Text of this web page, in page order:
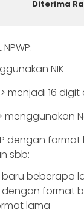
Diterima
NIK
> menjadi 16
dengan format
sbb:
baru
dengan format
lama